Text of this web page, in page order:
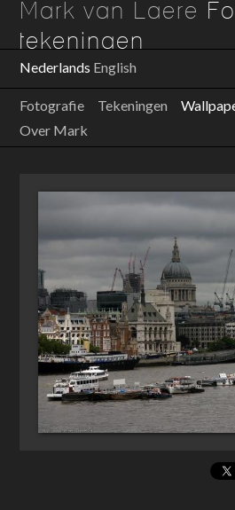
Mark van Laere
tekeningen
Nederlands English
Fotografie Tekeningen
Over Mark